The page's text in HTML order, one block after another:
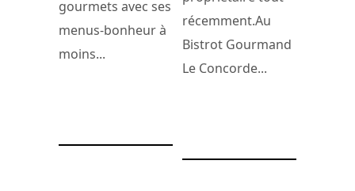
gourmets avec ses
menus-bonheur à
moins...
récemment.Au
Bistrot Gourmand
Le Concorde...